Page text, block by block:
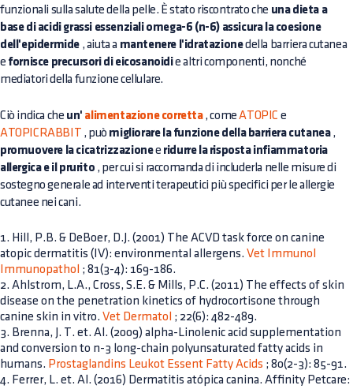
funzionali sulla salute della pelle. È stato riscontrato che una dieta a
base di acidi grassi essenziali omega-6 (n-6) assicura la coesione
dell'epidermide , aiuta a mantenere l'idratazionedella barriera cutanea
e fornisce precursori di eicosanoidie altri componenti, nonché
mediatori della funzione cellulare.
Ciò indica che un' alimentazione corretta, comeATOPIC e
ATOPICRABBIT , può migliorare la funzione della barriera cutanea,
promuovere la cicatrizzazionee ridurre la risposta infiammatoria
allergica e il prurito , per cui si raccomanda di includerla nelle misure di
sostegno generale ad interventi terapeutici più specifici per le allergie
cutanee nei cani.
1. Hill, P.B. & DeBoer, D.J. (2001) The ACVD task force on canine
atopic dermatitis (IV): environmental allergens. Vet Immunol
Immunopathol ; 81(3-4): 169-186.
2. Ahlstrom, L.A., Cross, S.E. & Mills, P.C. (2011) The effects of skin
disease on the penetration kinetics of hydrocortisone through
canine skin in vitro. Vet Dermatol ; 22(6): 482-489.
3. Brenna, J. T. et. Al. (2009) alpha-Linolenic acid supplementation
and conversion to n-3 long-chain polyunsaturated fatty acids in
humans. Prostaglandins Leukot Essent Fatty Acids ; 80(2-3): 85-91.
4. Ferrer, L. et. Al. (2016) Dermatitis atópica canina. Affinity Petcare: